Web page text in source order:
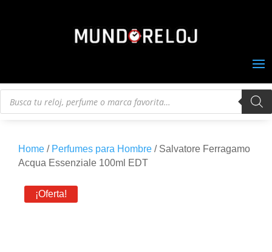
Búsqueda
Home / Perfumes para Hombre / Salvatore Ferragamo
Acqua Essenziale 100ml EDT
¡Oferta!